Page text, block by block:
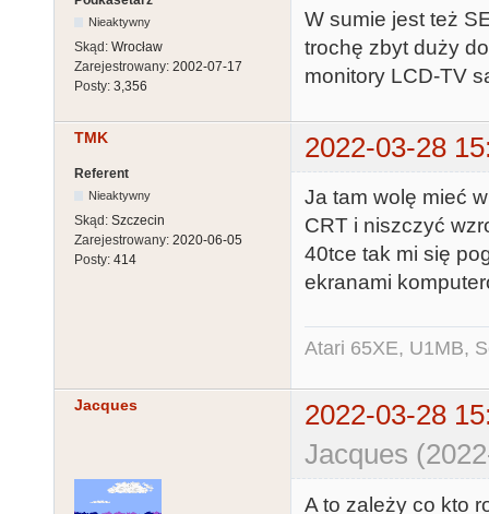
Nieaktywny
Skąd: Wrocław
Zarejestrowany: 2002-07-17
Posty: 3,356
W sumie jest też
trochę zbyt duży
monitory LCD-TV
TMK 2022-03-28
Referent
Nieaktywny
Skąd: Szczecin
Zarejestrowany: 2020-06-05
Posty: 414
Ja tam wolę mieć
CRT i niszczyć
40tce tak mi się
ekranami
Atari 65XE, U1MB,
Jacques
2022-03-28
Jacques
A to zależy co kto